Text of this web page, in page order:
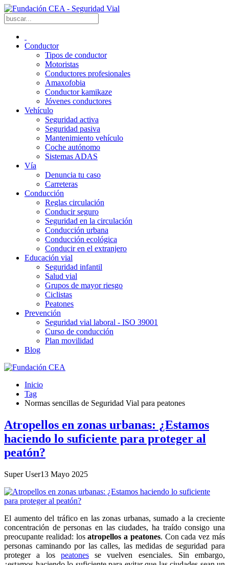
Conductor
Tipos de conductor
Motoristas
Conductores profesionales
Amaxofobia
Conductor kamikaze
Jóvenes conductores
Vehículo
Seguridad activa
Seguridad pasiva
Mantenimiento vehículo
Coche autónomo
Sistemas ADAS
Vía
Denuncia tu caso
Carreteras
Conducción
Reglas circulación
Conducir seguro
Seguridad en la circulación
Conducción urbana
Conducción ecológica
Conducir en el extranjero
Educación vial
Seguridad infantil
Salud vial
Grupos de mayor riesgo
Ciclistas
Peatones
Prevención
Seguridad vial laboral - ISO 39001
Curso de conducción
Plan movilidad
Blog
Inicio
Tag
Normas sencillas de Seguridad Vial para peatones
Atropellos en zonas urbanas: ¿Estamos
haciendo lo suficiente para proteger al
peatón?
Super User13 Mayo 2025
El aumento del tráfico en las zonas urbanas, sumado a la creciente
concentración de personas en las ciudades, ha traído consigo una
preocupante realidad: losatropellos a peatones. Con cada vez más
personas caminando por las calles, las medidas de seguridad para
proteger a los peatonesse vuelven esenciales. Sin embargo,